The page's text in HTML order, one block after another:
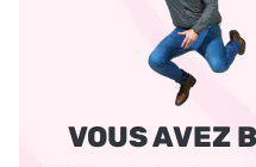
VOUS AVEZ